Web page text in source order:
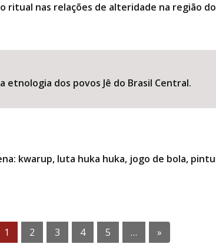
ritual nas relações de alteridade na região
etnologia dos povos Jê do Brasil Central.
kwarup, luta huka huka, jogo de bola,
1 2 3 4 5 … »